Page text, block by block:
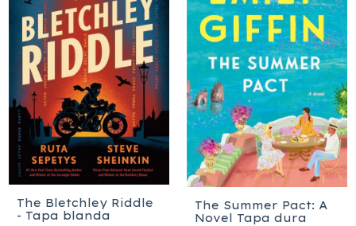
The Bletchley Riddle
- Tapa blanda
The Summer Pact: A
Novel Tapa dura